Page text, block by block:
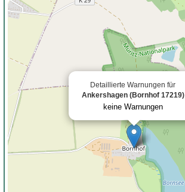
Detaillierte Warnungen für
Ankershagen (Bornhof 17219)
keine Warnungen